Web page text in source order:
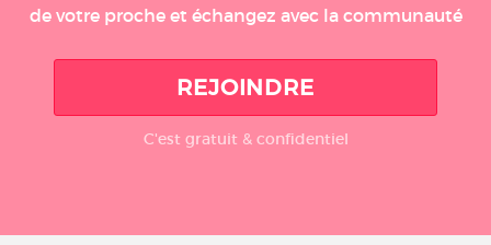
de votre proche et échangez avec la communauté
REJOINDRE
C'est gratuit & confidentiel